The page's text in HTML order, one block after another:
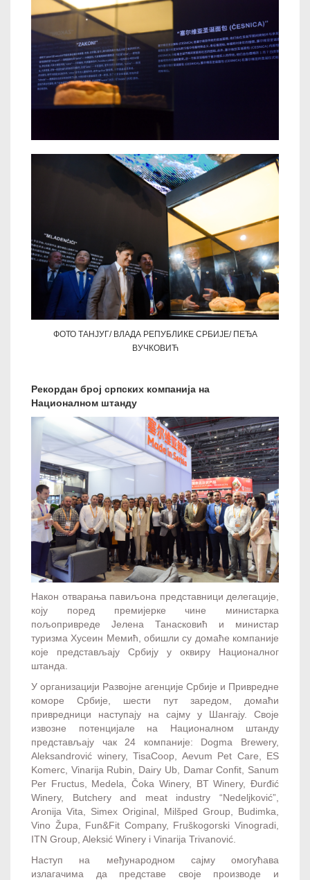
ФОТО ТАНЈУГ/ ВЛАДА РЕПУБЛИКЕ СРБИЈЕ/ ПЕЂА
ВУЧКОВИЋ
Рекордан број српских компанија на
Националном штанду
Након отварања павиљона представници делегације,
коју поред премијерке чине министарка
пољопривреде Јелена Танасковић и министар
туризма Хусеин Мемић, обишли су домаће компаније
које представљају Србију у оквиру Националног
штанда.
У организацији Развојне агенције Србије и Привредне
коморе Србије, шести пут заредом, домаћи
привредници наступају на сајму у Шангају. Своје
извозне потенцијале на Националном штанду
представљају чак 24 компаније: Dogma Brewery,
Aleksandrović winery, TisaCoop, Aevum Pet Care, ES
Komerc, Vinarija Rubin, Dairy Ub, Damar Confit, Sanum
Per Fructus, Medela, Čoka Winery, BT Winery, Đurđić
Winery, Butchery and meat industry “Nedeljković”,
Aronija Vita, Simex Original, Milšped Group, Budimka,
Vino Župa, Fun&Fit Company, Fruškogorski Vinogradi,
ITN Group, Aleksić Winery i Vinarija Trivanović.
Наступ на међународном сајму омогућава
излагачима да представе своје производе и